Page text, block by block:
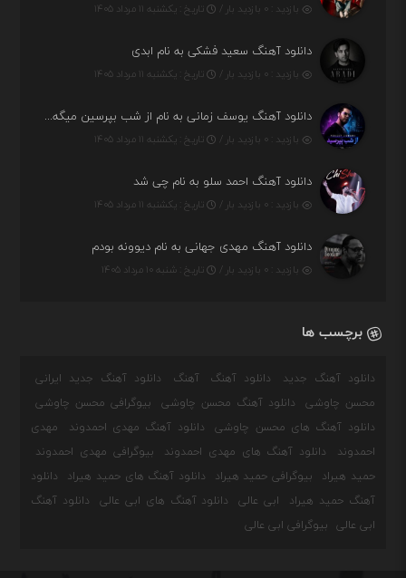
بازدید : ۰ بازدید بار / تاریخ : یکشنبه ۱۱ مرداد ۱۴۰۵
دانلود آهنگ سعید فشکی به نام ابدی
بازدید : ۰ بازدید بار / تاریخ : یکشنبه ۱۱ مرداد ۱۴۰۵
دانلود آهنگ یوسف زمانی به نام از شب بپرسین میگه چه روزگاری دارم
بازدید : ۰ بازدید بار / تاریخ : یکشنبه ۱۱ مرداد ۱۴۰۵
دانلود آهنگ احمد سلو به نام چی شد
بازدید : ۰ بازدید بار / تاریخ : یکشنبه ۱۱ مرداد ۱۴۰۵
دانلود آهنگ مهدی جهانی به نام دیوونه بودم
بازدید : ۰ بازدید بار / تاریخ : شنبه ۱۰ مرداد ۱۴۰۵
برچسب ها
دانلود آهنگ جدید دانلود آهنگ آهنگ
دانلود آهنگ جدید ایرانی
محسن چاوشی
دانلود آهنگ محسن چاوشی
بیوگرافی محسن چاوشی
دانلود آهنگ های محسن چاوشی
دانلود آهنگ مهدی احمدوند
مهدی
احمدوند
دانلود آهنگ های مهدی احمدوند
بیوگرافی مهدی احمدوند
حمید هیراد
بیوگرافی حمید هیراد دانلود آهنگ های حمید هیراد
دانلود
آهنگ حمید هیراد
ابی عالی دانلود آهنگ های ابی عالی
دانلود آهنگ
ابی عالی
بیوگرافی ابی عالی